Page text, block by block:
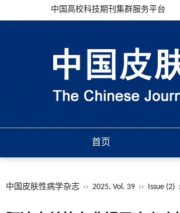
中国高校科技期刊集群服务平台
首页
中国皮肤性病学杂志 ›› 2025, Vol. 39 ›› Issue (2)